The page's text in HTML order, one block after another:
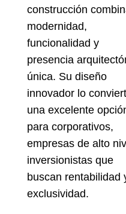
construcción
modernidad,
funcionalidad y
presencia
única. Su diseño
innovador lo
una excelente
para corporativos,
empresas de alto
inversionistas que
buscan rentabilidad
exclusividad.